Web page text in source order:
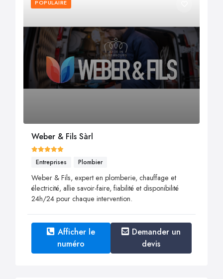
POPULAIRE
Weber & Fils Sàrl
Entreprises Plombier
Weber & Fils, expert en plomberie, chauffage et
électricité, allie savoir-faire, fiabilité et disponibilité
24h/24 pour chaque intervention.
Afficher le
numéro
Demander un
devis